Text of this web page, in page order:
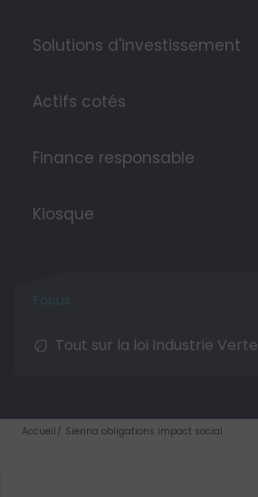
Solutions d'investissement
Actifs cotés
Finance responsable
Kiosque
Tout sur la loi Industrie Verte
Accueil Sienna obligations impact social